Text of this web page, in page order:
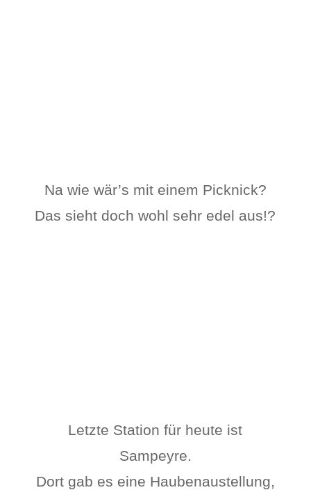
Na wie wär’s mit einem Picknick?
Das sieht doch wohl sehr edel aus!?
Letzte Station für heute ist
Sampeyre.
Dort gab es eine Haubenaustellung,